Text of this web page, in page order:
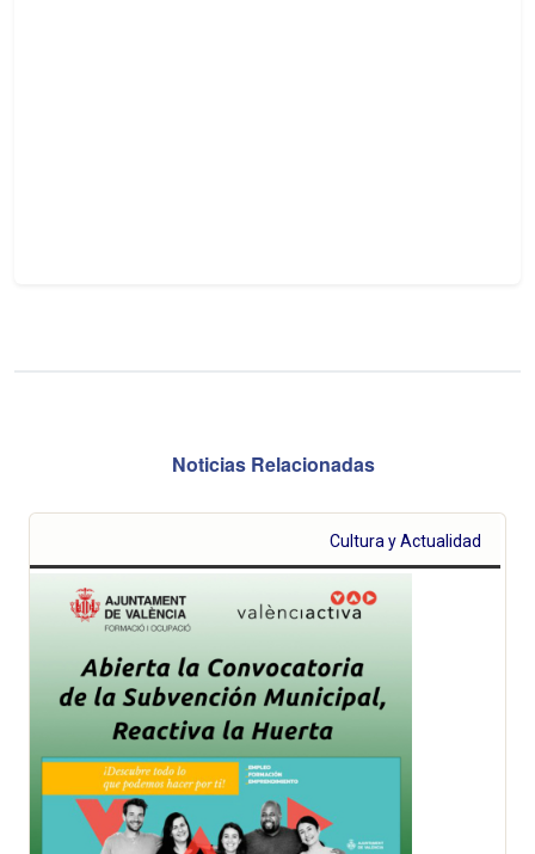
Noticias Relacionadas
Cultura y Actualidad